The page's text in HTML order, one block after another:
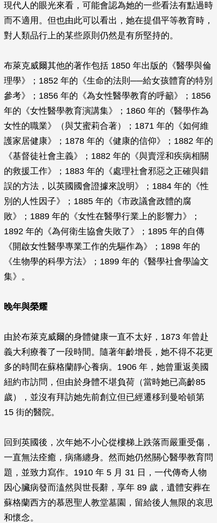
現代人的眼光來看，可能會認為她的一些看法有點過時
而不適用。但也由此可以看出，她在提倡平等教育時，
對人類品行上的某些原則仍然是有所堅持的。
布萊克威爾其他的著作包括 1850 年出版的《醫學與倫
理學》；1852 年的《生命的法則──給女孩體育的特別
參考》；1856 年的《為女性醫學教育的呼籲》；1856
年的《女性醫學教育演講集》；1860 年的《醫學作為
女性的職業》（與艾蜜莉合著）；1871 年的《如何維
護家居健康》；1878 年的《健康的信仰》；1882 年的
《基督徒社會主義》；1882 年的《與賣淫和疾病相關
的救援工作》；1883 年的《處理社會邪惡之正確與錯
誤的方法，以英國國會證據來說明》；1884 年的《性
別的人性因子》；1885 年的《市政議會政體的腐
敗》；1889 年的《女性在醫學行業上的影響力》；
1892 年的《為何衛生協會失敗了》；1895 年的自傳
《開啟女性醫學專業工作的先驅作為》；1898 年的
《生物學的科學方法》；1899 年的《醫學社會學論文
集》。
晚年與榮耀
由於布萊克威爾的身體健康一直不太好，1873 年曾赴
義大利療養了一段時間。隨著年齡增長，她不得不花更
多的時間在蘇格蘭靜心養病。1906 年，她曾重返美國
紐約市訪問，但由於身體不堪負荷（當時她已高齡85
歲），並沒有拜訪她先前創立但已經遷移到曼哈頓第
15 街的醫院。
回到英國後，次年她不小心從樓梯上跌落而嚴重受傷，
一直無法痊癒，病痛纏身。然而她仍然關心醫學教育問
題，並致力寫作。1910 年 5 月 31 日，一代傳奇人物
因心臟病發而溘然與世長辭，享年 89 歲，遺體安葬在
蘇格蘭西方的慕恩聖人教堂墓園，留給後人無限的哀思
和懷念。